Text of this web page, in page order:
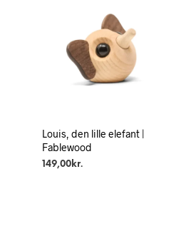
Louis, den lille elefant |
Fablewood
149,00kr.